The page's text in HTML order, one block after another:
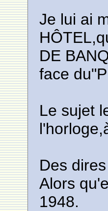
Je lui ai
DE
face
Le sujet
Des
Alors
1948.